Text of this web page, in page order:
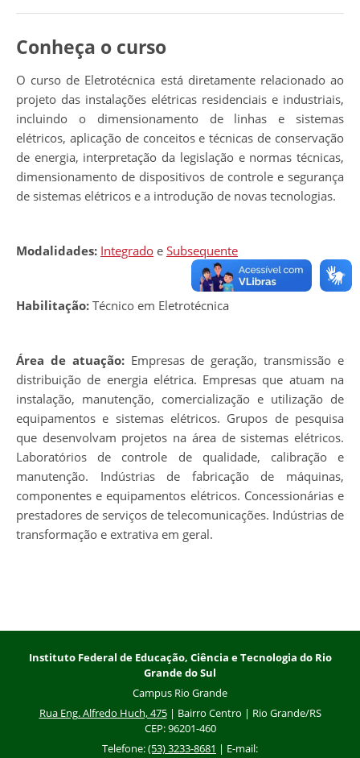
Conheça o curso
O curso de Eletrotécnica está diretamente relacionado ao
projeto das instalações elétricas residenciais e industriais,
incluindo o dimensionamento de linhas e sistemas
elétricos, aplicação de conceitos e técnicas de conservação
de energia, interpretação da legislação e normas técnicas,
dimensionamento de dispositivos de controle e segurança
de sistemas elétricos e a introdução de novas tecnologias.
Modalidades: Integrado e Subsequente
Habilitação: Técnico em Eletrotécnica
Área de atuação: Empresas de geração, transmissão e
distribuição de energia elétrica. Empresas que atuam na
instalação, manutenção, comercialização e utilização de
equipamentos e sistemas elétricos. Grupos de pesquisa
que desenvolvam projetos na área de sistemas elétricos.
Laboratórios de controle de qualidade, calibração e
manutenção. Indústrias de fabricação de máquinas,
componentes e equipamentos elétricos. Concessionárias e
prestadores de serviços de telecomunicações. Indústrias de
transformação e extrativa em geral.
Instituto Federal de Educação, Ciência e Tecnologia do Rio
Grande do Sul
Campus Rio Grande
Rua Eng. Alfredo Huch, 475| Bairro Centro | Rio Grande/RS
CEP: 96201-460
Telefone:(53) 3233-8681 | E-mail: